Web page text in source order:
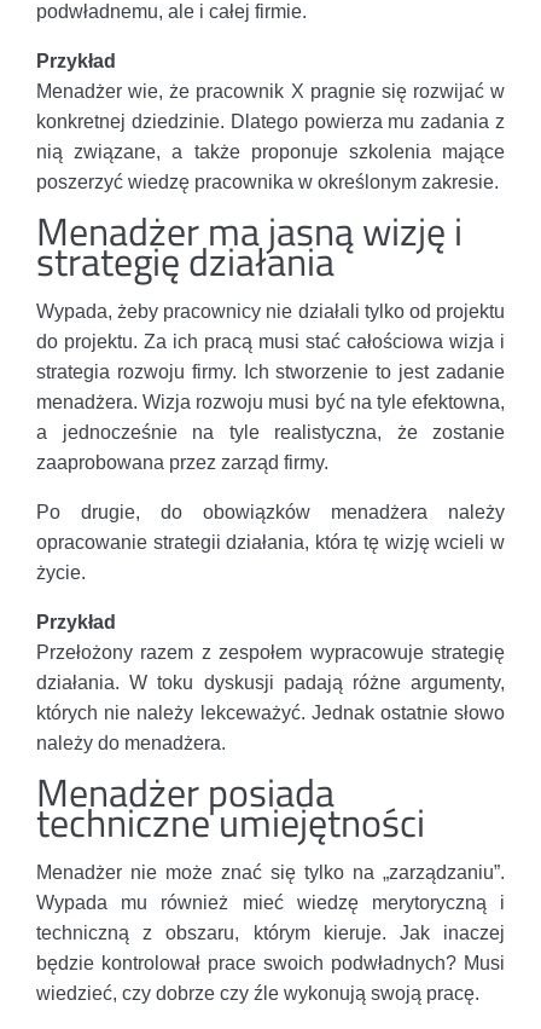
podwładnemu, ale i całej firmie.
Przykład
Menadżer wie, że pracownik X pragnie się rozwijać w
konkretnej dziedzinie. Dlatego powierza mu zadania z
nią związane, a także proponuje szkolenia mające
poszerzyć wiedzę pracownika w określonym zakresie.
Menadżer ma jasną wizję i
strategię działania
Wypada, żeby pracownicy nie działali tylko od projektu
do projektu. Za ich pracą musi stać całościowa wizja i
strategia rozwoju firmy. Ich stworzenie to jest zadanie
menadżera. Wizja rozwoju musi być na tyle efektowna,
a jednocześnie na tyle realistyczna, że zostanie
zaaprobowana przez zarząd firmy.
Po drugie, do obowiązków menadżera należy
opracowanie strategii działania, która tę wizję wcieli w
życie.
Przykład
Przełożony razem z zespołem wypracowuje strategię
działania. W toku dyskusji padają różne argumenty,
których nie należy lekceważyć. Jednak ostatnie słowo
należy do menadżera.
Menadżer posiada
techniczne umiejętności
Menadżer nie może znać się tylko na „zarządzaniu”.
Wypada mu również mieć wiedzę merytoryczną i
techniczną z obszaru, którym kieruje. Jak inaczej
będzie kontrolował prace swoich podwładnych? Musi
wiedzieć, czy dobrze czy źle wykonują swoją pracę.